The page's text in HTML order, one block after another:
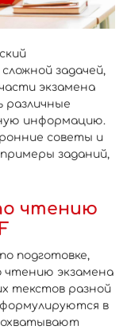
задачей,
экзамена
различные
информацию.
советы и
заданий,
чтению
подготовке,
чтению экзамена
текстов разной
в
охватывают